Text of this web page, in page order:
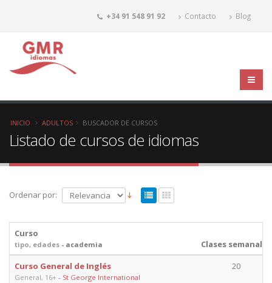
+34 91 548 91 92 Contacto Blog
INICIO ADULTOS BUSCADOR DE CURSOS
Listado de cursos de idiomas
Ordenar por:
Curso
tipo, edades - academia
Clases semanales
Curso General de Inglés
General, 16+ - St George International
20